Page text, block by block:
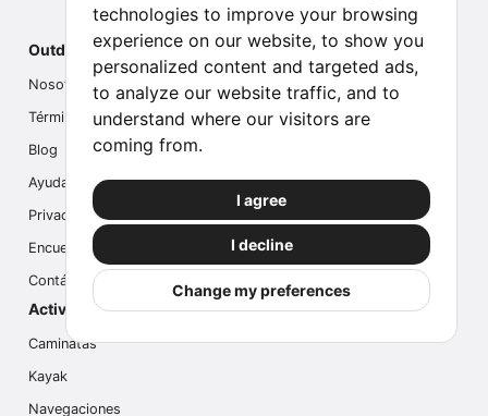
technologies to improve your browsing
experience on our website, to show you
personalized content and targeted ads,
to analyze our website traffic, and to
understand where our visitors are
coming from.
I agree
I decline
Change my preferences
Outdoor Index
Nosotros
Términos
Blog
Ayuda
Privacidad
Encuesta
Contáctanos
Actividades populares
Caminatas
Kayak
Navegaciones